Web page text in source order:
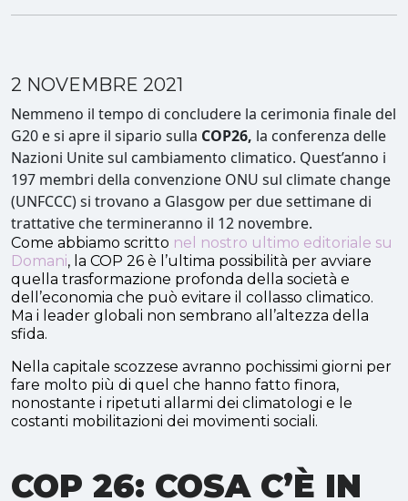
2 NOVEMBRE 2021
Nemmeno il tempo di concludere la cerimonia finale del
G20 e si apre il sipario sulla COP26, la conferenza delle
Nazioni Unite sul cambiamento climatico. Quest’anno i
197 membri della convenzione ONU sul climate change
(UNFCCC) si trovano a Glasgow per due settimane di
trattative che termineranno il 12 novembre.
Come abbiamo scritto nel nostro ultimo editoriale su
Domani, la COP 26 è l’ultima possibilità per avviare
quella trasformazione profonda della società e
dell’economia che può evitare il collasso climatico.
Ma i leader globali non sembrano all’altezza della
sfida.
Nella capitale scozzese avranno pochissimi giorni per
fare molto più di quel che hanno fatto finora,
nonostante i ripetuti allarmi dei climatologi e le
costanti mobilitazioni dei movimenti sociali.
COP 26: COSA C’È IN